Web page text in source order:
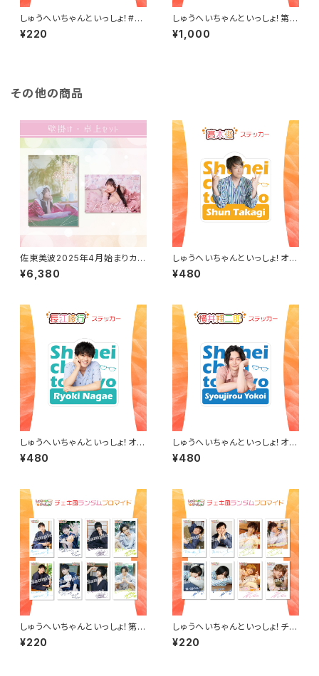
しゅうへいちゃんといっしょ！#3
チェキ風ランダムブロマイド（全
8種）
¥220
しゅうへいちゃんといっしょ！第1
0夜ブロマイドA（杉咲真広）
¥1,000
その他の商品
佐東美波2025年4月始まりカレ
ンダー（壁掛け・卓上）セット
¥6,380
しゅうへいちゃんといっしょ！オリ
ジナルステッカー（髙木俊）
¥480
しゅうへいちゃんといっしょ！オリ
ジナルステッカー（長江崚行）
¥480
しゅうへいちゃんといっしょ！オリ
ジナルステッカー（横井翔二郎）
¥480
しゅうへいちゃんといっしょ！第６
夜チェキ風ランダムブロマイド
（全8種）
¥220
しゅうへいちゃんといっしょ！チェ
キ風ランダムブロマイド（全８
種）
¥220